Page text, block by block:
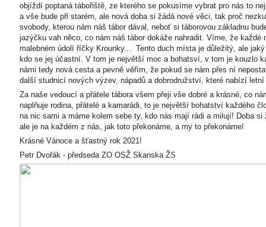
objíždí poptaná tábořiště, ze kterého se pokusíme vybrat pro nás to
a vše bude při starém, ale nová doba si žádá nové věci, tak proč
svobody, kterou nám náš tábor dával, neboť si táborovou základnu
jazýčku vah něco, co nám náš tábor dokáže nahradit. Víme, že
malebném údolí říčky Krounky... Tento duch místa je důležitý, ale
kdo se jej účastní. V tom je největší moc a bohatsví, v tom je kouzlo
námi tedy nová cesta a pevně věřím, že pokud se nám přes ní
další studnicí nových výzev, nápadů a dobrodružství, které nabízí letní
Za naše vedoucí a přátele tábora všem přeji vše dobré a krásné, co
naplňuje rodina, přátelé a kamarádi, to je největší bohatství každého
na nic sami a máme kolem sebe ty, kdo nás mají rádi a milují! Doba
ale je na každém z nás, jak toto překonáme, a my to překonáme!
Krásné Vánoce a šťastný rok 2021!
Petr Dvořák - předseda ZO OSŽ Skanska ŽS